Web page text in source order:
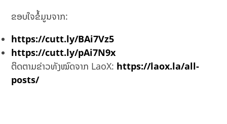
ຂອບໃຈຂໍ້ມູນຈາກ:
https://cutt.ly/BAi7Vz5
https://cutt.ly/pAi7N9x
ຕິດຕາມຂ່າວທັງໝົດຈາກ LaoX: https://laox.la/all-
posts/